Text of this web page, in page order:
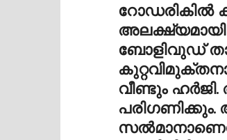
റോഡരികില്‍
അലക്ഷ്യമായി
ബോളിവുഡ്
വീണ്ടും